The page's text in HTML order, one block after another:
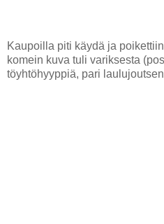
Kaupoilla piti käydä ja
komein kuva tuli variksesta
töyhtöhyyppiä, pari